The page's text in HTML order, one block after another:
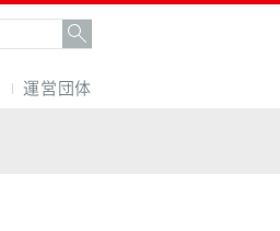
運営団体